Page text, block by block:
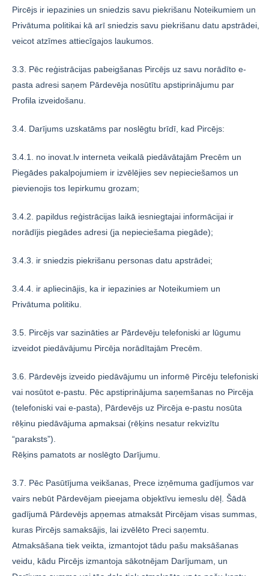
Pircējs ir iepazinies un sniedzis savu piekrišanu Noteikumiem un
Privātuma politikai kā arī sniedzis savu piekrišanu datu apstrādei,
veicot atzīmes attiecīgajos laukumos.
3.3. Pēc reģistrācijas pabeigšanas Pircējs uz savu norādīto e-
pasta adresi saņem Pārdevēja nosūtītu apstiprinājumu par
Profila izveidošanu.
3.4. Darījums uzskatāms par noslēgtu brīdī, kad Pircējs:
3.4.1. no inovat.lv interneta veikalā piedāvātajām Precēm un
Piegādes pakalpojumiem ir izvēlējies sev nepieciešamos un
pievienojis tos Iepirkumu grozam;
3.4.2. papildus reģistrācijas laikā iesniegtajai informācijai ir
norādījis piegādes adresi (ja nepieciešama piegāde);
3.4.3. ir sniedzis piekrišanu personas datu apstrādei;
3.4.4. ir apliecinājis, ka ir iepazinies ar Noteikumiem un
Privātuma politiku.
3.5. Pircējs var sazināties ar Pārdevēju telefoniski ar lūgumu
izveidot piedāvājumu Pircēja norādītajām Precēm.
3.6. Pārdevējs izveido piedāvājumu un informē Pircēju telefoniski
vai nosūtot e-pastu. Pēc apstiprinājuma saņemšanas no Pircēja
(telefoniski vai e-pasta), Pārdevējs uz Pircēja e-pastu nosūta
rēķinu piedāvājuma apmaksai (rēķins nesatur rekvizītu
“paraksts”).
Rēķins pamatots ar noslēgto Darījumu.
3.7. Pēc Pasūtījuma veikšanas, Prece izņēmuma gadījumos var
vairs nebūt Pārdevējam pieejama objektīvu iemeslu dēļ. Šādā
gadījumā Pārdevējs apņemas atmaksāt Pircējam visas summas,
kuras Pircējs samaksājis, lai izvēlēto Preci saņemtu.
Atmaksāšana tiek veikta, izmantojot tādu pašu maksāšanas
veidu, kādu Pircējs izmantoja sākotnējam Darījumam, un